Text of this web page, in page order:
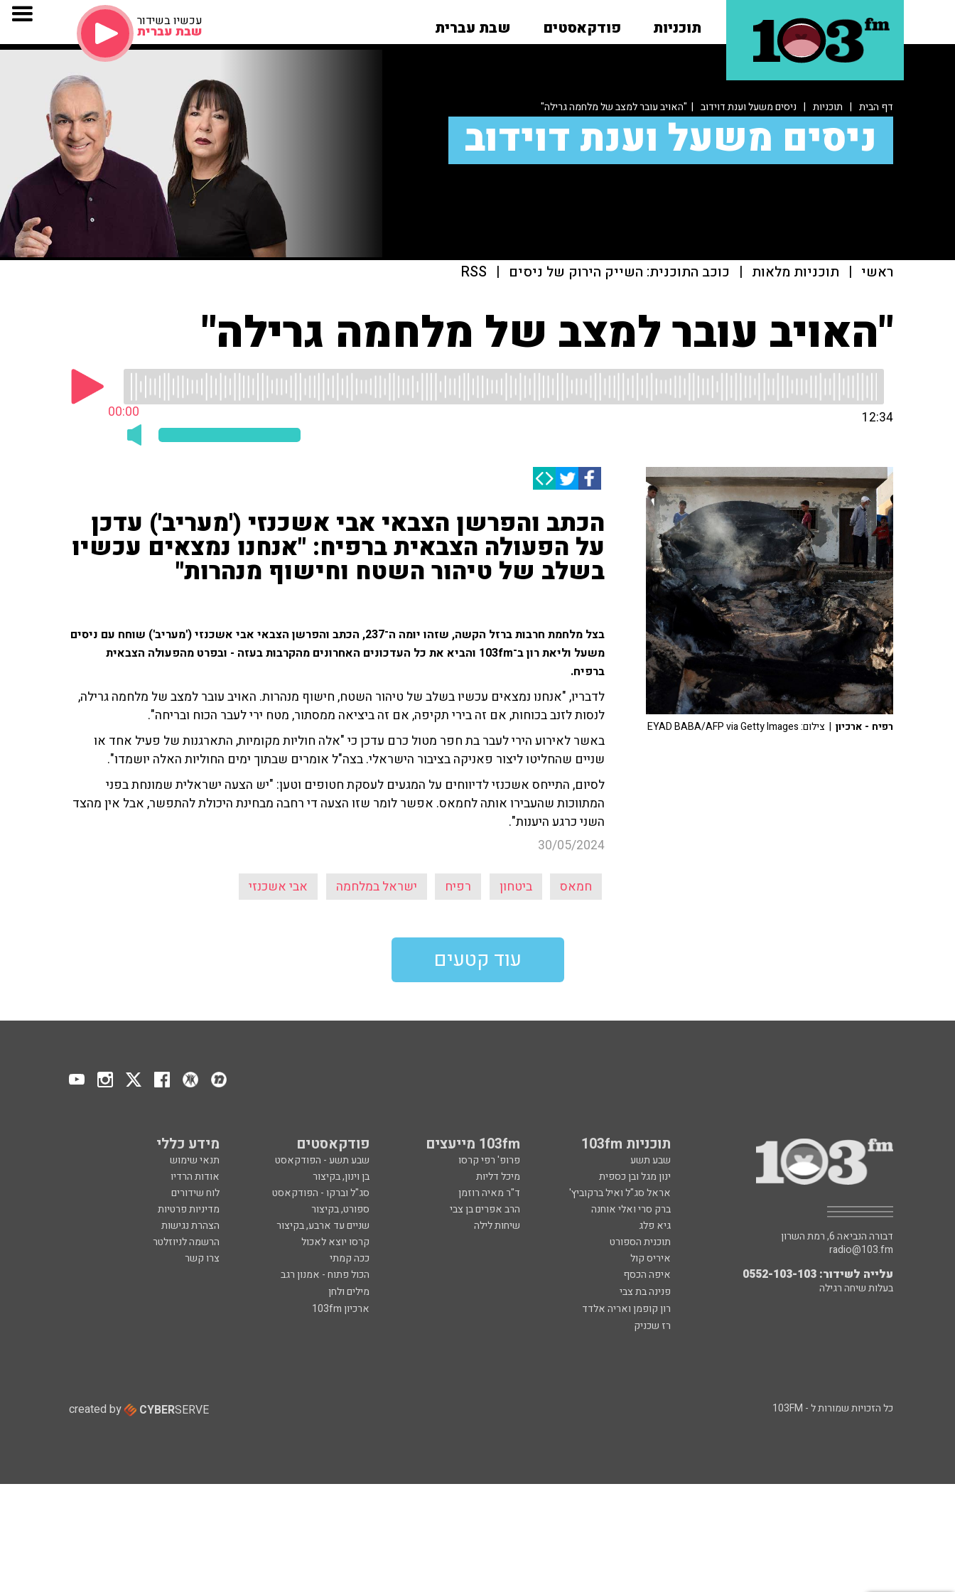
תוכניות פודקאסטים שבת עברית עכשיו בשידור
שבת עברית
דף הבית | תוכניות | ניסים משעל וענת דוידוב | "האויב עובר למצב של מלחמה גרילה"
ניסים משעל וענת דוידוב
ראשי | תוכניות מלאות | כוכב התוכנית: השייק הירוק של ניסים |
RSS
"האויב עובר למצב של מלחמה גרילה"
00:00 12:34
הכתב והפרשן הצבאי אבי אשכנזי ('מעריב') עדכן
על הפעולה הצבאית ברפיח: "אנחנו נמצאים עכשיו
בשלב של טיהור השטח וחישוף מנהרות"
בצל מלחמת חרבות ברזל הקשה, שזהו יומה ה־237, הכתב והפרשן הצבאי אבי אשכנזי ('מעריב') שוחח עם ניסים
משעל וליאת רון ב־103fm והביא את כל העדכונים האחרונים מהקרבות בעזה - ובפרט מהפעולה הצבאית
ברפיח.
לדבריו, "אנחנו נמצאים עכשיו בשלב של טיהור השטח, חישוף מנהרות. האויב עובר למצב של מלחמה גרילה,
לנסות לזנב בכוחות, אם זה בירי תקיפה, אם זה ביציאה ממסתור, מטח ירי לעבר הכוח ובריחה".
באשר לאירוע הירי לעבר בת חפר מטול כרם עדכן כי "אלה חוליות מקומיות, התארגנות של פעיל אחד או
שניים שהחליטו ליצור פאניקה בציבור הישראלי. בצה"ל אומרים שבתוך ימים החוליות האלה יושמדו".
לסיום, התייחס אשכנזי לדיווחים על המגעים לעסקת חטופים וטען: "יש הצעה ישראלית שמונחת בפני
המתווכות שהעבירו אותה לחמאס. אפשר לומר שזו הצעה די רחבה מבחינת היכולת להתפשר, אבל אין מהצד
השני כרגע היענות".
30/05/2024
חמאס ביטחון רפיח ישראל במלחמה אבי אשכנזי
רפיח - ארכיון | צילום: EYAD BABA/AFP via Getty Images
עוד קטעים
תוכניות 103fm 103fm מייעצים פודקאסטים מידע כללי
שבע תשע פרופ' רפי קרסו שבע תשע - הפודקאסט
תנאי שימוש
ינון מגל ובן כספית
מיכל דליות בן וינון, בקיצור
אודות הרדיו
אראל סג"ל ואיל ברקוביץ'
ד"ר מאיה רוזמן סג"ל וברקו - הפודקאסט
לוח שידורים
ברק סרי ואלי אוחנה
הרב אפרים בן צבי ספורט, בקיצור
מדיניות פרטיות
גיא פלג
שיחות לילה שניים עד ארבע, בקיצור
הצהרת נגישות
תוכנית הספורט
קרסו יוצא לאכול
הרשמה לניוזלטר
איריס קול
ככה קמתי
צרו קשר
איפה הכסף
הכול פתוח - אמנון רגב
פנינה בת צבי
מילים ולחן
רון קופמן ואריה אלדד
ארכיון 103fm
רז שכניק
דבורה הנביאה 6, רמת השרון
radio@103.fm
עלייה לשידור: 0552-103-103
בעלות שיחה רגילה
כל הזכויות שמורות ל - 103FM created by CYBERSERVE